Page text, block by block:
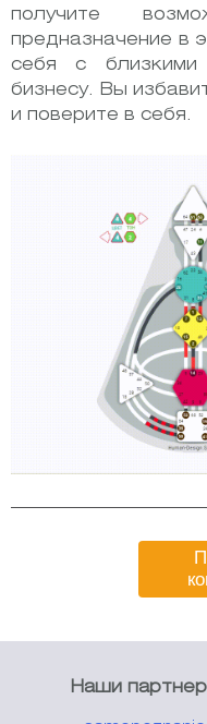
получите
предназначение в
себя с
бизнесу. Вы
и поверите в себя.
Наши